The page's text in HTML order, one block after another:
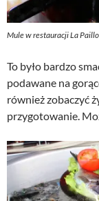
Mule w restauracji La
To było bardzo
podawane na
również zobaczyć
przygotowanie.